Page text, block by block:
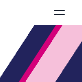
les packs Be tv